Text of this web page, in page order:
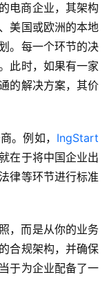
电商企业，其架构
美国或欧洲的本地
。每一个环节的决
此时，如果有一家
的解决方案，其价
。例如， IngStart
在于将中国企业出
律等环节进行标准
，而是从你的业务
合规架构，并确保
于为企业配备了一